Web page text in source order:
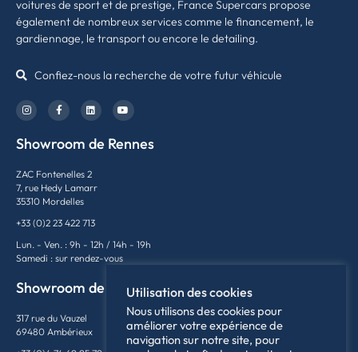
voitures de sport et de prestige, France Supercars propose
également de nombreux services comme le financement, le
gardiennage, le transport ou encore le detailing.
Confiez-nous la recherche de votre futur véhicule
Showroom de Rennes
ZAC Fontenelles 2
7, rue Hedy Lamarr
35310 Mordelles
+33 (0)2 23 422 713
Lun. - Ven. : 9h - 12h / 14h - 19h
Samedi : sur rendez-vous
Showroom de Lyon
317 rue du Vauzel
69480 Ambérieux
Utilisation des cookies
Nous utilisons des cookies pour
améliorer votre expérience de
navigation sur notre site, pour